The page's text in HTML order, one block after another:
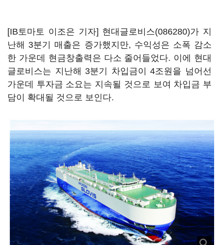
[IB토마토 이조은 기자] 현대글로비스(086280)가 지
난해 3분기 매출은 증가했지만, 수익성은 소폭 감소
한 가운데 현금창출력은 다소 줄어들었다. 이에 현대
글로비스는 지난해 3분기 차입금이 4조원을 넘어선
가운데 투자금 소요는 지속될 것으로 보여 차입금 부
담이 확대될 것으로 보인다.